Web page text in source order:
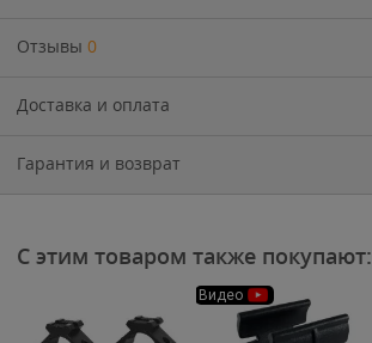
Отзывы 0
Доставка и оплата
Гарантия и возврат
С этим товаром также покупают:
Видео